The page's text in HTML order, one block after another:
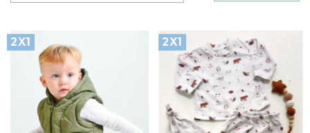
2X1 2X1